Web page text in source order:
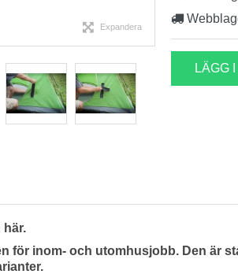
Expandera
LÄGG
här.
för inom- och utomhusjobb. Den är